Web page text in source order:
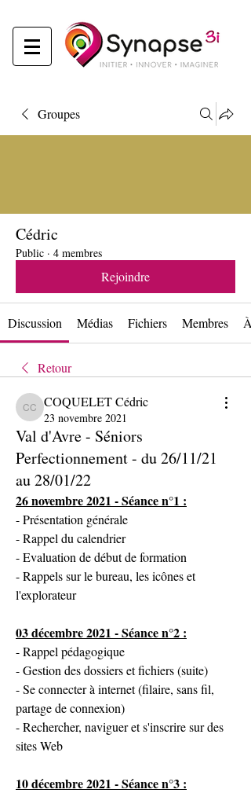
Groupes
Cédric
Public · 4 membres
Rejoindre
Discussion Médias Fichiers Membres
Retour
COQUELET Cédric
COQUELET Cédric
23 novembre 2021
Val d'Avre - Séniors
Perfectionnement - du 26/11/21
au 28/01/22
26 novembre 2021 - Séance n°1 :
- Présentation générale
- Rappel du calendrier
- Evaluation de début de formation
- Rappels sur le bureau, les icônes et
l'explorateur
03 décembre 2021 - Séance n°2 :
- Rappel pédagogique
- Gestion des dossiers et fichiers (suite)
- Se connecter à internet (filaire, sans fil,
partage de connexion)
- Rechercher, naviguer et s'inscrire sur des
sites Web
10 décembre 2021 - Séance n°3 :